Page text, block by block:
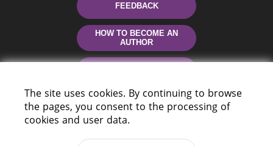
FEEDBACK
HOW TO BECOME AN
AUTHOR
HELP
The site uses cookies. By continuing to browse
the pages, you consent to the processing of
cookies and user data.